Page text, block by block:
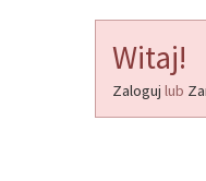
Witaj!
Zaloguj lub